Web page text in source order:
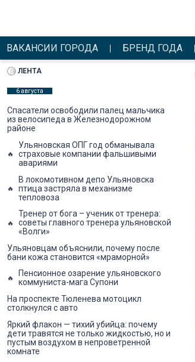
ВАКАНСИИ ГОРОДА БРЕНД ГОДА
ЛЕНТА
6 августа
Спасатели освободили палец мальчика
из велосипеда в Железнодорожном
районе
Ульяновская ОПГ год обманывала
страховые компании фальшивыми
авариями
В локомотивном депо Ульяновска
птица застряла в механизме
тепловоза
Тренер от бога – ученик от тренера:
советы главного тренера ульяновской
«Волги»
Ульяновцам объяснили, почему после
бани кожа становится «мраморной»
Пенсионное озарение ульяновского
коммуниста-мага Супони
На проспекте Тюленева мотоцикл
столкнулся с авто
Яркий флакон — тихий убийца: почему
дети травятся не только жидкостью, но и
пустым воздухом в непроветренной
комнате